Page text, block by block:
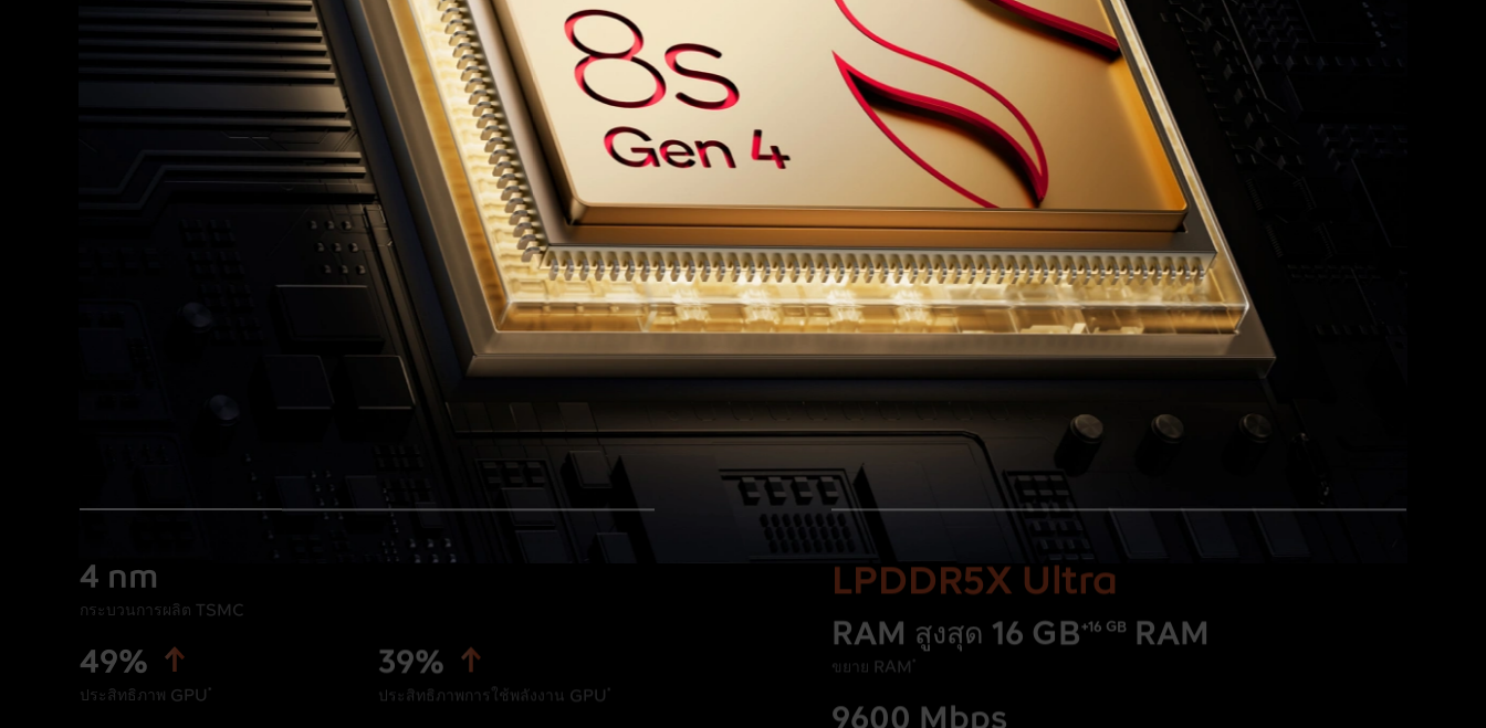
4 nm
กระบวนการผลิต TSMC
49%
ประสิทธิภาพ GPU *
39%
ประสิทธิภาพการใช้พลังงาน GPU *
LPDDR5X Ultra
RAM สูงสุด 16 GB+16 GB RAM
ขยาย RAM *
9600 Mbps